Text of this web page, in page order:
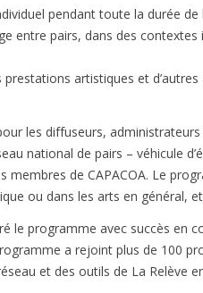
pendant toute la durée de
entre pairs, dans des
artistiques et
les diffuseurs,
national de pairs – véhicule
membres de CAPACOA. Le
ou dans les arts en général,
le programme avec succès
a rejoint plus de 100
et des outils de La Relève